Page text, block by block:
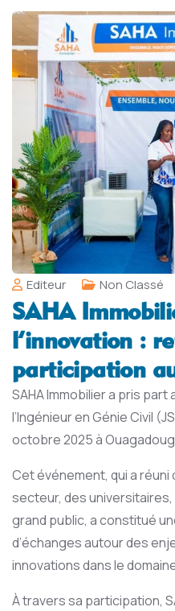
Editeur Non Classé
SAHA
l’innovation :
participation
SAHA Immobilier a pris
l’Ingénieur en Génie Civil
octobre 2025 à
Cet événement, qui a
secteur, des
grand public, a constitué
d’échanges autour des
innovations dans le
À travers sa participation,